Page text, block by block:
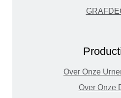
Over Onze
Over Onze